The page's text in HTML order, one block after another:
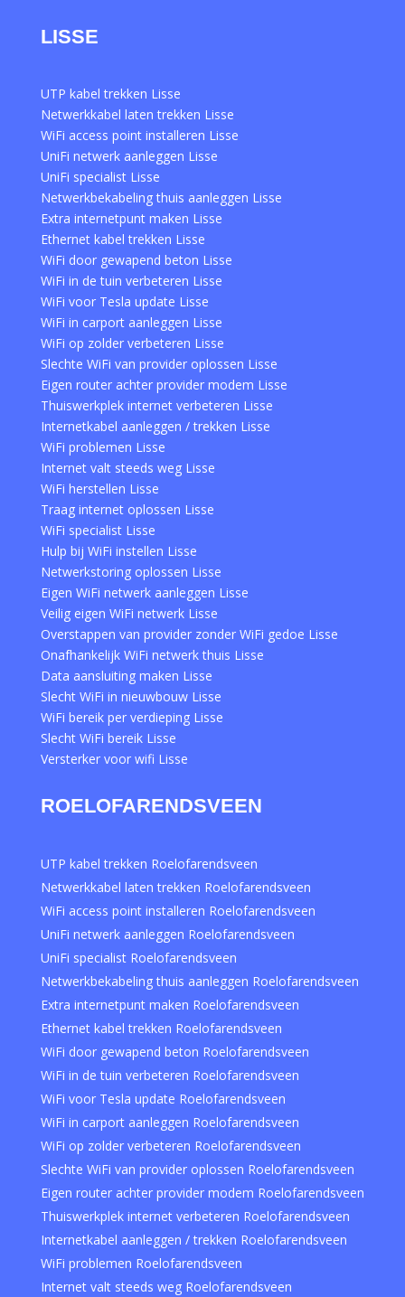
LISSE
UTP kabel trekken Lisse
Netwerkkabel laten trekken Lisse
WiFi access point installeren Lisse
UniFi netwerk aanleggen Lisse
UniFi specialist Lisse
Netwerkbekabeling thuis aanleggen Lisse
Extra internetpunt maken Lisse
Ethernet kabel trekken Lisse
WiFi door gewapend beton Lisse
WiFi in de tuin verbeteren Lisse
WiFi voor Tesla update Lisse
WiFi in carport aanleggen Lisse
WiFi op zolder verbeteren Lisse
Slechte WiFi van provider oplossen Lisse
Eigen router achter provider modem Lisse
Thuiswerkplek internet verbeteren Lisse
Internetkabel aanleggen / trekken Lisse
WiFi problemen Lisse
Internet valt steeds weg Lisse
WiFi herstellen Lisse
Traag internet oplossen Lisse
WiFi specialist Lisse
Hulp bij WiFi instellen Lisse
Netwerkstoring oplossen Lisse
Eigen WiFi netwerk aanleggen Lisse
Veilig eigen WiFi netwerk Lisse
Overstappen van provider zonder WiFi gedoe Lisse
Onafhankelijk WiFi netwerk thuis Lisse
Data aansluiting maken Lisse
Slecht WiFi in nieuwbouw Lisse
WiFi bereik per verdieping Lisse
Slecht WiFi bereik Lisse
Versterker voor wifi Lisse
ROELOFARENDSVEEN
UTP kabel trekken Roelofarendsveen
Netwerkkabel laten trekken Roelofarendsveen
WiFi access point installeren Roelofarendsveen
UniFi netwerk aanleggen Roelofarendsveen
UniFi specialist Roelofarendsveen
Netwerkbekabeling thuis aanleggen Roelofarendsveen
Extra internetpunt maken Roelofarendsveen
Ethernet kabel trekken Roelofarendsveen
WiFi door gewapend beton Roelofarendsveen
WiFi in de tuin verbeteren Roelofarendsveen
WiFi voor Tesla update Roelofarendsveen
WiFi in carport aanleggen Roelofarendsveen
WiFi op zolder verbeteren Roelofarendsveen
Slechte WiFi van provider oplossen Roelofarendsveen
Eigen router achter provider modem Roelofarendsveen
Thuiswerkplek internet verbeteren Roelofarendsveen
Internetkabel aanleggen / trekken Roelofarendsveen
WiFi problemen Roelofarendsveen
Internet valt steeds weg Roelofarendsveen